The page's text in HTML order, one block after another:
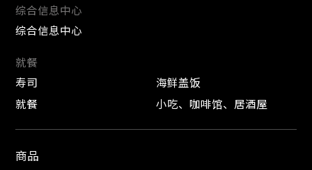
综合信息中心
综合信息中心
就餐
寿司
海鲜盖饭
就餐
小吃、咖啡馆、居酒屋
商品